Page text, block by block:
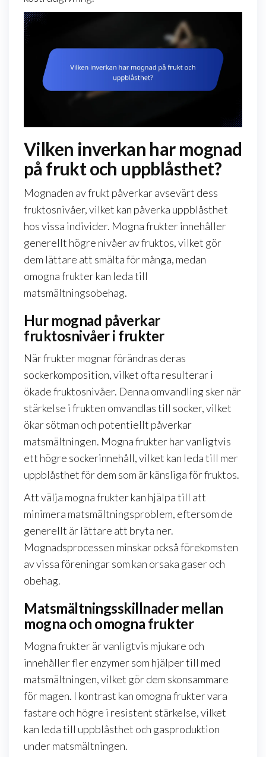
Vilken inverkan har mognad
på frukt och uppblåsthet?
Mognaden av frukt påverkar avsevärt dess
fruktosnivåer, vilket kan påverka uppblåsthet
hos vissa individer. Mogna frukter innehåller
generellt högre nivåer av fruktos, vilket gör
dem lättare att smälta för många, medan
omogna frukter kan leda till
matsmältningsobehag.
Hur mognad påverkar
fruktosnivåer i frukter
När frukter mognar förändras deras
sockerkomposition, vilket ofta resulterar i
ökade fruktosnivåer. Denna omvandling sker när
stärkelse i frukten omvandlas till socker, vilket
ökar sötman och potentiellt påverkar
matsmältningen. Mogna frukter har vanligtvis
ett högre sockerinnehåll, vilket kan leda till mer
uppblåsthet för dem som är känsliga för fruktos.
Att välja mogna frukter kan hjälpa till att
minimera matsmältningsproblem, eftersom de
generellt är lättare att bryta ner.
Mognadsprocessen minskar också förekomsten
av vissa föreningar som kan orsaka gaser och
obehag.
Matsmältningsskillnader mellan
mogna och omogna frukter
Mogna frukter är vanligtvis mjukare och
innehåller fler enzymer som hjälper till med
matsmältningen, vilket gör dem skonsammare
för magen. I kontrast kan omogna frukter vara
fastare och högre i resistent stärkelse, vilket
kan leda till uppblåsthet och gasproduktion
under matsmältningen.